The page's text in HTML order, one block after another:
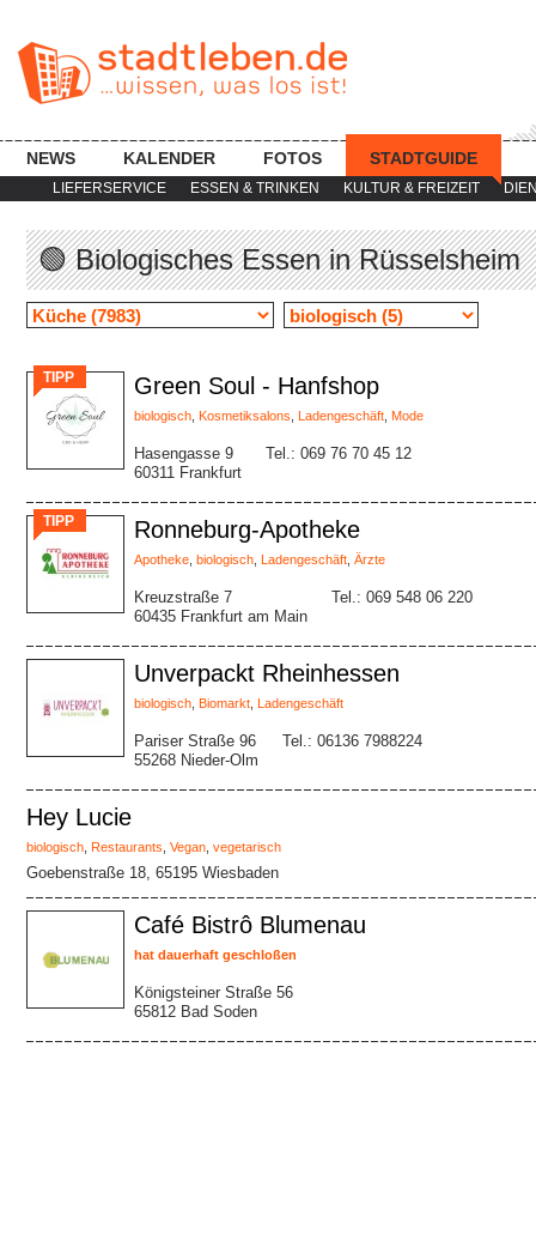
LIEFERSERVICE ESSEN & TRINKEN KULTUR & FREIZEIT
NEWS KALENDER FOTOS STADTGUIDE
🟢 Biologisches Essen in Rüsselsheim
TIPP Green Soul - Hanfshop
biologisch Kosmetiksalons Ladengeschäft Mode
Hasengasse 9
60311 Frankfurt
Tel.: 069 76 70 45 12
TIPP Ronneburg-Apotheke
Apotheke biologisch Ladengeschäft Ärzte
Kreuzstraße 7
60435 Frankfurt am Main
Tel.: 069 548 06 220
Unverpackt Rheinhessen
biologisch Biomarkt Ladengeschäft
Pariser Straße 96
55268 Nieder-Olm
Tel.: 06136 7988224
Hey Lucie
biologisch Restaurants Vegan vegetarisch
Goebenstraße 18, 65195 Wiesbaden
Café Bistrô Blumenau
hat dauerhaft geschloßen
Königsteiner Straße 56
65812 Bad Soden